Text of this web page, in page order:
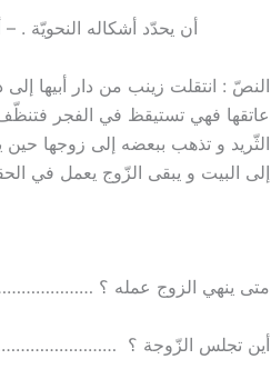
أن يحدّد أشكاله النحويّة . –
النصّ : انتقلت زينب من دار أبيها
عاتقها فهي تستيقظ في الفجر فتنظّف
الثّريد و تذهب ببعضه إلى زوجها
إلى البيت و يبقى الزّوج يعمل في
عن حسنين
متى ينهي الزوج عمله ؟
أين تجلس الزّوجة ؟